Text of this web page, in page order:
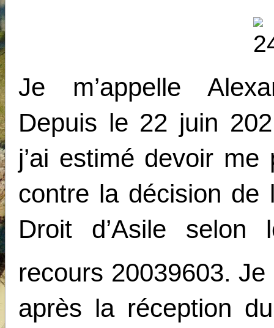
Je m’appelle
Depuis le 22 juin
j’ai estimé devoir
contre la décision de
Droit d’Asile
recours 20039603. Je
après la réception